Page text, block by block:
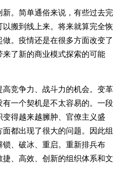
。简单通俗来说，有些过去完
搬到线上来。将来就算完全恢
。疫情还是在很多方面改变了
了新的商业模式探索的可能
竞争力、战斗力的机会。变革
一个契机是不太容易的。一段
得越来越臃肿、官僚主义盛
都出现了很大的问题。因此组
、破冰、重启。重新排兵布
、高效、创新的组织体系和文